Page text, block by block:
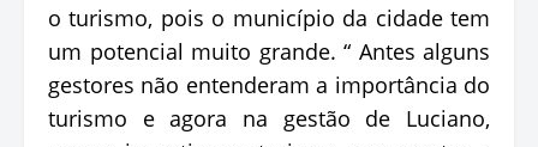
o turismo, pois o município da cidade tem
um potencial muito grande. “ Antes alguns
gestores não entenderam a importância do
turismo e agora na gestão de Luciano,